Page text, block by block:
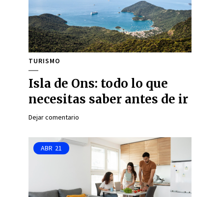
TURISMO
Isla de Ons: todo lo que
necesitas saber antes de ir
Dejar comentario
ABR 21